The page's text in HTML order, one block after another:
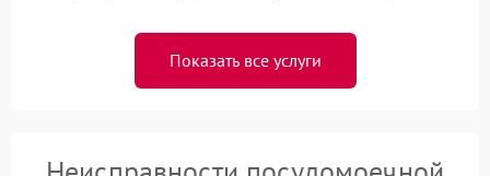
Показать все услуги